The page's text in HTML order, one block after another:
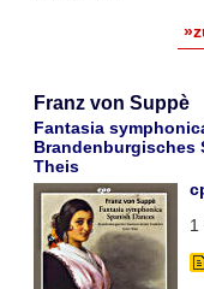
Franz von Suppè
Fantasia
Brandenburgisches
Theis
1